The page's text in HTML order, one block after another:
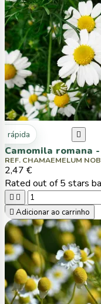
rápida 
Camomila romana
REF. CHAMAEMELUM
2,47 €
Rated out of 5 stars
 
 Adicionar ao carrinho